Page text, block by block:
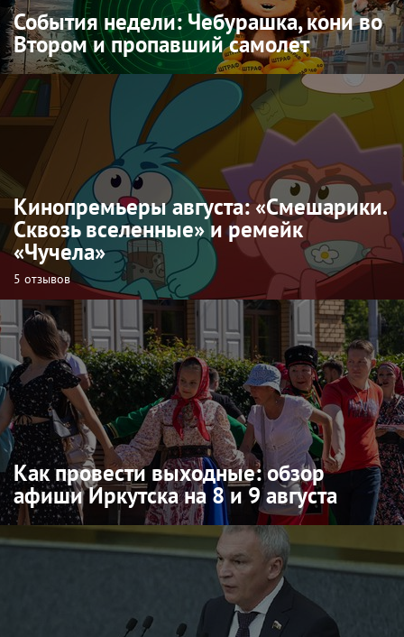
События недели: Чебурашка, кони во
Втором и пропавший самолет
Кинопремьеры августа: «Смешарики.
Сквозь вселенные» и ремейк
«Чучела»
5 отзывов
Как провести выходные: обзор
афиши Иркутска на 8 и 9 августа